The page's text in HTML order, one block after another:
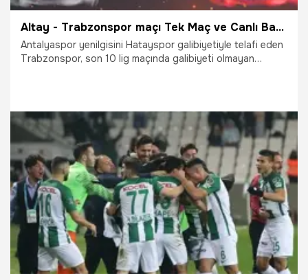
Altay - Trabzonspor maçı Tek Maç ve Canlı Bahis seçenekleriyle Misli.com’da
Antalyaspor yenilgisini Hatayspor galibiyetiyle telafi eden
Trabzonspor, son 10 lig maçında galibiyeti olmayan
boyunca Misli.com'da olacak!
21.12.2021 İddaa